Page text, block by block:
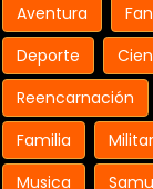
Aventura
Deporte
Reencarnación
Familia
Militar
Musica